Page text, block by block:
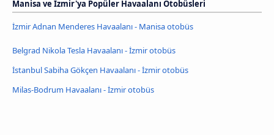
Manisa ve İzmir'ya Popüler Havaalanı Otobüsleri
İzmir Adnan Menderes Havaalanı - Manisa otobüs
Belgrad Nikola Tesla Havaalanı - İzmir otobüs
İstanbul Sabiha Gökçen Havaalanı - İzmir otobüs
Milas-Bodrum Havaalanı - İzmir otobüs